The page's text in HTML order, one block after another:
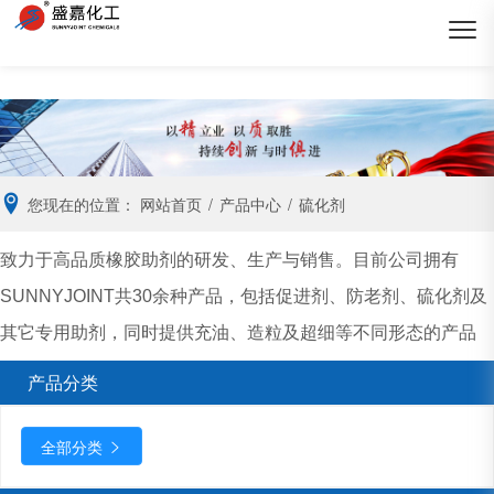
您现在的位置： 网站首页 / 产品中心 / 硫化剂
致力于高品质橡胶助剂的研发、生产与销售。目前公司拥有
SUNNYJOINT共30余种产品，包括促进剂、防老剂、硫化剂及
其它专用助剂，同时提供充油、造粒及超细等不同形态的产品
产品分类
全部分类 